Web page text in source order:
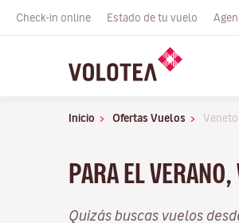
Check-in online Estado de tu vuelo
Inicio Ofertas Vuelos Veneto
PARA EL
Quizás buscas vuelos